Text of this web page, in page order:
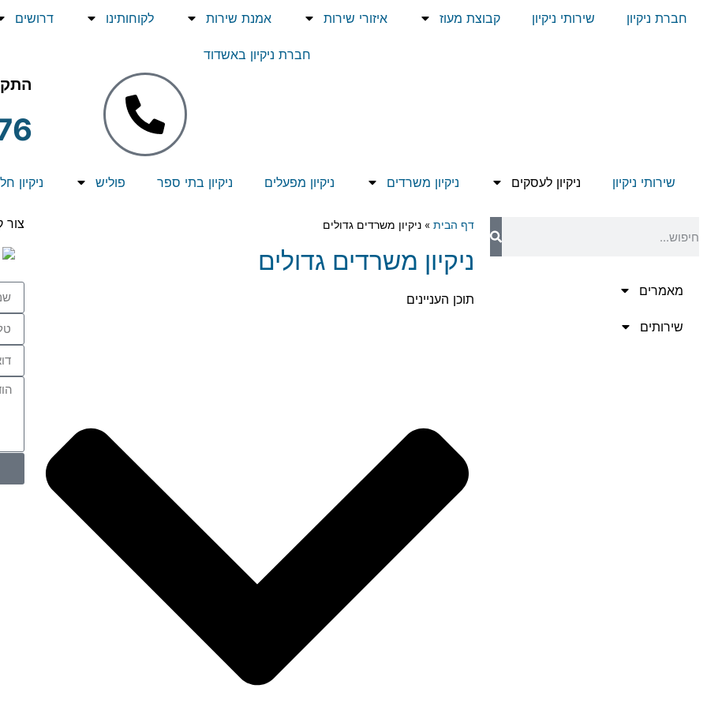
חברת ניקיון שירותי ניקיון קבוצת מעוז איזורי שירות אמנת שירות לקוחותינו דרושים
חברת ניקיון באשדוד
שירותי ניקיון ניקיון לעסקים ניקיון משרדים ניקיון מפעלים ניקיון בתי ספר פוליש ניקיון
מאמרים
שירותים
דף הבית » ניקיון משרדים גדולים
ניקיון משרדים גדולים
תוכן העניינים
צור